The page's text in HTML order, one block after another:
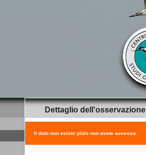
Dettaglio dell'osservazione
Il dato non esiste più/o non avete accesso.